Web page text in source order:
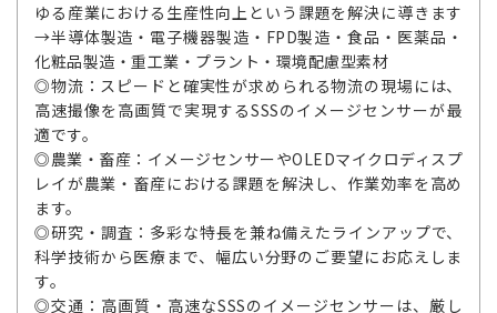
ゆる産業における生産性向上という課題を解決に導きます
→半導体製造・電子機器製造・FPD製造・食品・医薬品・
化粧品製造・重工業・プラント・環境配慮型素材
◎物流：スピードと確実性が求められる物流の現場には、
高速撮像を高画質で実現するSSSのイメージセンサーが最
適です。
◎農業・畜産：イメージセンサーやOLEDマイクロディスプ
レイが農業・畜産における課題を解決し、作業効率を高め
ます。
◎研究・調査：多彩な特長を兼ね備えたラインアップで、
科学技術から医療まで、幅広い分野のご要望にお応えしま
す。
◎交通：高画質・高速なSSSのイメージセンサーは、厳し